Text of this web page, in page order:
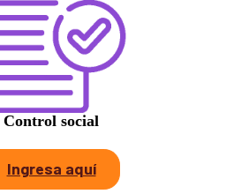
Control social
Ingresa aquí